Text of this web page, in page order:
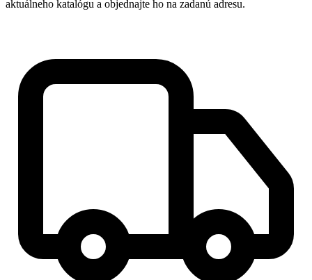
aktuálneho katalógu a objednajte ho na zadanú adresu.